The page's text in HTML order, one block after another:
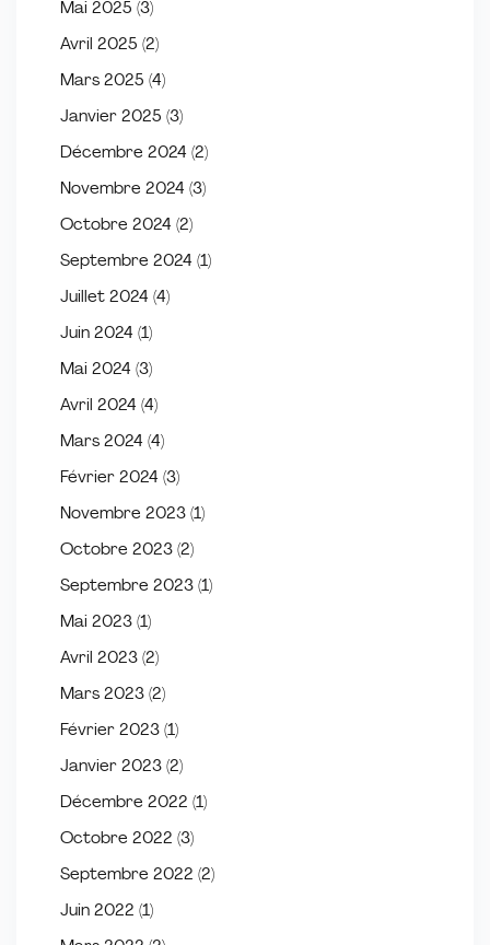
Mai 2025 (3)
Avril 2025 (2)
Mars 2025 (4)
Janvier 2025 (3)
Décembre 2024 (2)
Novembre 2024 (3)
Octobre 2024 (2)
Septembre 2024 (1)
Juillet 2024 (4)
Juin 2024 (1)
Mai 2024 (3)
Avril 2024 (4)
Mars 2024 (4)
Février 2024 (3)
Novembre 2023 (1)
Octobre 2023 (2)
Septembre 2023 (1)
Mai 2023 (1)
Avril 2023 (2)
Mars 2023 (2)
Février 2023 (1)
Janvier 2023 (2)
Décembre 2022 (1)
Octobre 2022 (3)
Septembre 2022 (2)
Juin 2022 (1)